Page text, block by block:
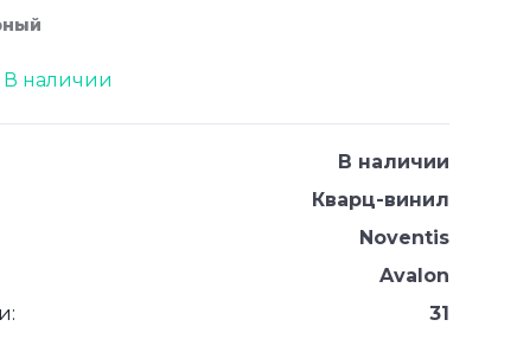
В наличии
В наличии
Кварц-винил
Noventis
Avalon
31